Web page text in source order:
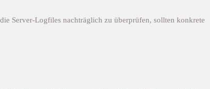
Server-Logfiles nachträglich zu überprüfen, sollten konkrete